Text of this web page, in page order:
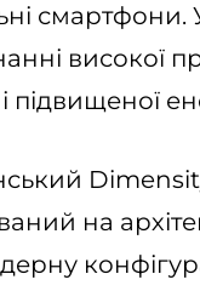
високої
підвищеної
на